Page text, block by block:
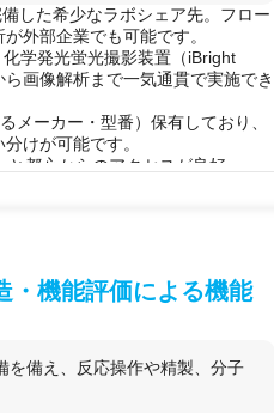
した希少なラボシェア先。フロー
外部企業でも可能です。
学発光蛍光撮影装置（iBright
画像解析まで一気通貫で実施でき
メーカー・型番）保有しており、
けが可能です。
都心からのアクセスが良好。
グ
解析
使用）
断片解析）
・機能評価による機能
を備え、反応操作や精製、分子